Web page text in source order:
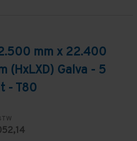
mm x 22.400
(HxLXD) Galva - 5
- T80